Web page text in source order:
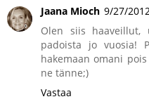
Jaana Mioch 9/27/2012
Olen siis haaveillut,
padoista jo vuosia!
hakemaan omani
ne tänne;)
Vastaa